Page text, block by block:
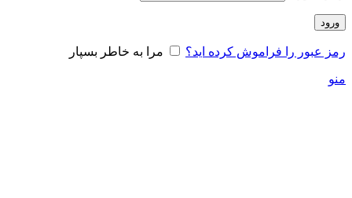
ورود
رمز عبور را فراموش کرده اید؟ مرا به خاطر بسپار
منو